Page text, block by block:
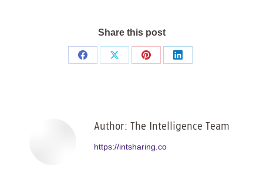
Share this post
Share
Share
Share
Share
Author: The Intelligence Team
https://intsharing.co